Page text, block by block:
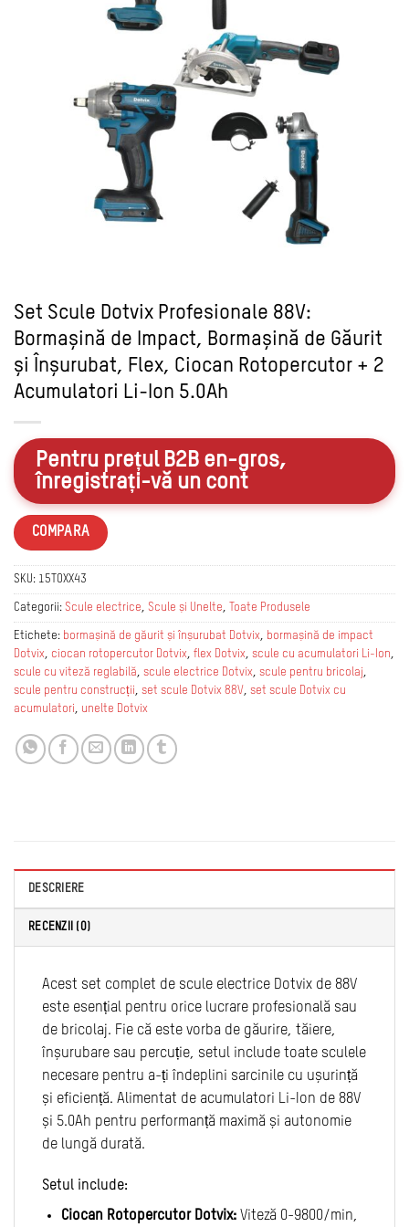
Set Scule Dotvix Profesionale 88V:
Bormașină de Impact, Bormașină de Găurit
și Înșurubat, Flex, Ciocan Rotopercutor + 2
Acumulatori Li-Ion 5.0Ah
Pentru prețul B2B en-gros,
înregistrați-vă un cont
COMPARA
SKU: 15TOXX43
Categorii: Scule electrice Scule și Unelte Toate Produsele
Etichete: bormașină de găurit și înșurubat Dotvix
bormașină de impact
Dotvix
ciocan rotopercutor Dotvix flex Dotvix scule cu acumulatori Li-Ion
scule cu viteză reglabilă
scule electrice Dotvix scule pentru bricolaj
scule pentru construcții
set scule Dotvix 88V
set scule Dotvix cu
acumulatori
unelte Dotvix
DESCRIERE
RECENZII (0)
Acest set complet de scule electrice Dotvix de 88V
este esențial pentru orice lucrare profesională sau
de bricolaj. Fie că este vorba de găurire, tăiere,
înșurubare sau percuție, setul include toate sculele
necesare pentru a-ți îndeplini sarcinile cu ușurință
și eficiență. Alimentat de acumulatori Li-Ion de 88V
și 5.0Ah pentru performanță maximă și autonomie
de lungă durată.
Setul include:
Ciocan Rotopercutor Dotvix:Viteză 0-9800/min,